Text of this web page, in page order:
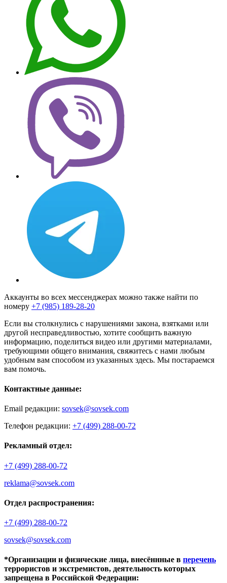
Аккаунты во всех мессенджерах можно также найти по
номеру +7 (985) 189-28-20
Если вы столкнулись с нарушениями закона, взятками или
другой несправедливостью, хотите сообщить важную
информацию, поделиться видео или другими материалами,
требующими общего внимания, свяжитесь с нами любым
удобным вам способом из указанных здесь. Мы постараемся
вам помочь.
Контактные данные:
Email редакции: sovsek@sovsek.com
Телефон редакции: +7 (499) 288-00-72
Рекламный отдел:
+7 (499) 288-00-72
reklama@sovsek.com
Отдел распространения:
+7 (499) 288-00-72
sovsek@sovsek.com
*Организации и физические лица, внесённные в перечень
террористов и экстремистов, деятельность которых
запрещена в Российской Федерации: